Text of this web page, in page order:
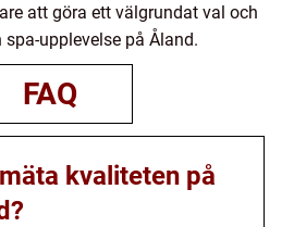
att göra ett välgrundat val och
upplevelse på Åland.
FAQ
kvaliteten på